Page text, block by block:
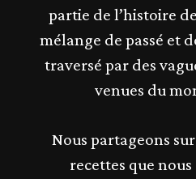
partie de l’histoire
mélange de passé et
traversé par des
venues du
Nous partageons
recettes que